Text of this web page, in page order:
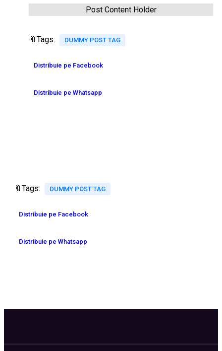
Post Content Holder
🔖Tags: DUMMY POST TAG
Distribuie pe Facebook
Distribuie pe Whatsapp
🔖Tags: DUMMY POST TAG
Distribuie pe Facebook
Distribuie pe Whatsapp